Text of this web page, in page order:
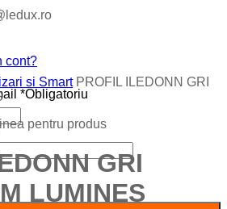
cont?
*Obligatoriu
si Smart PROFIL ILEDONN GRI
GRI
LUMINES